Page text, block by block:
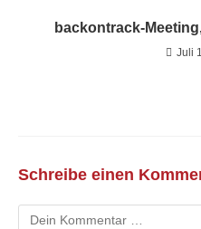
backontrack-
Juli
Schreibe einen
Kommentar